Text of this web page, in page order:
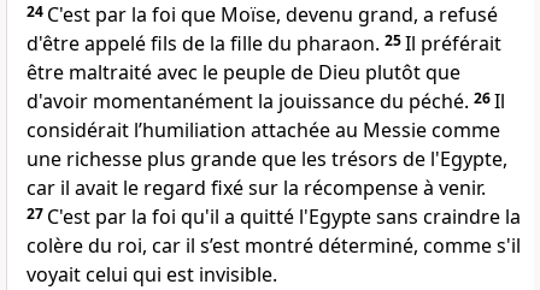
24 C'est par la foi que Moïse, devenu grand, a refusé
d'être appelé fils de la fille du pharaon. 25Il préférait
être maltraité avec le peuple de Dieu plutôt que
d'avoir momentanément la jouissance du péché. 26Il
considérait l’humiliation attachée au Messie comme
une richesse plus grande que les trésors de l'Egypte,
car il avait le regard fixé sur la récompense à venir.
27 C'est par la foi qu'il a quitté l'Egypte sans craindre la
colère du roi, car il s’est montré déterminé, comme s'il
voyait celui qui est invisible.